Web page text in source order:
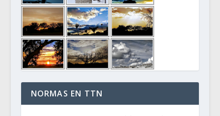
NORMAS EN TTN